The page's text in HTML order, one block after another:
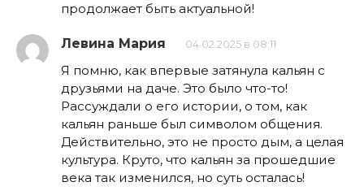
продолжает быть актуальной!
Левина Мария 04.02.2025 в 08:11
Я помню, как впервые затянула кальян с
друзьями на даче. Это было что-то!
Рассуждали о его истории, о том, как
кальян раньше был символом общения.
Действительно, это не просто дым, а целая
культура. Круто, что кальян за прошедшие
века так изменился, но суть осталась!